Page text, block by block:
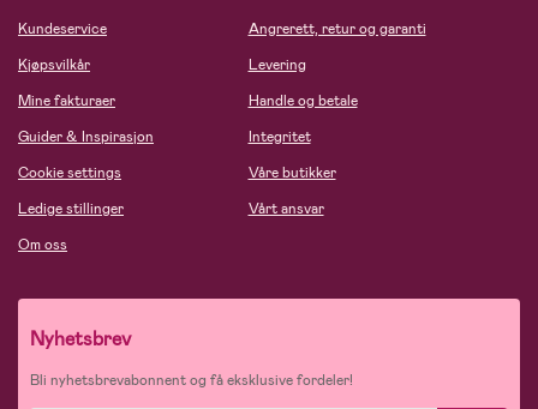
Kundeservice
Kjøpsvilkår
Mine fakturaer
Guider & Inspirasjon
Cookie settings
Ledige stillinger
Om oss
Angrerett, retur og garanti
Levering
Handle og betale
Integritet
Våre butikker
Vårt ansvar
Nyhetsbrev
Bli nyhetsbrevabonnent og få eksklusive fordeler!